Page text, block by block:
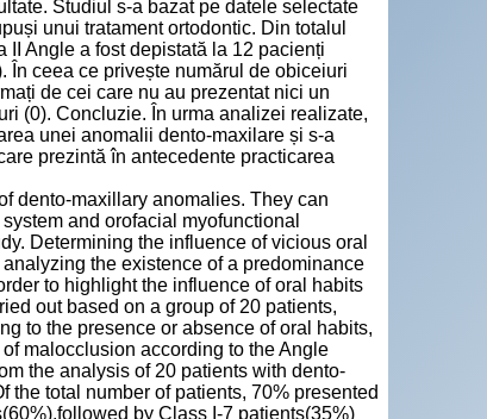
Studiul s-a bazat pe datele selectate
unui tratament ortodontic. Din totalul
Angle a fost depistată la 12 pacienți
În ceea ce privește numărul de obiceiuri
de cei care nu au prezentat nici un
(0). Concluzie. În urma analizei realizate,
unei anomalii dento-maxilare și s-a
prezintă în antecedente practicarea
dento-maxillary anomalies. They can
and orofacial myofunctional
Determining the influence of vicious oral
the existence of a predominance
to highlight the influence of oral habits
out based on a group of 20 patients,
to the presence or absence of oral habits,
malocclusion according to the Angle
the analysis of 20 patients with dento-
the total number of patients, 70% presented
by Class I-7 patients(35%)